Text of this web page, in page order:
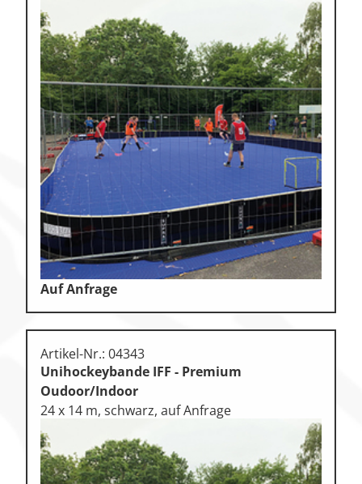
Auf Anfrage
Artikel-Nr.: 04343
Unihockeybande IFF - Premium
Oudoor/Indoor
24 x 14 m, schwarz, auf Anfrage